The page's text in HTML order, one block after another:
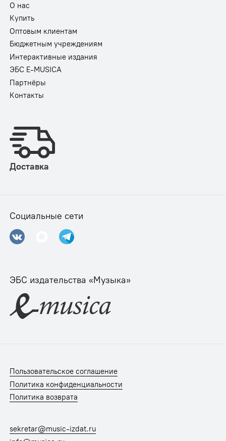
О нас
Купить
Оптовым клиентам
Бюджетным учреждениям
Интерактивные издания
ЭБС E-MUSICA
Партнёры
Контакты
Доставка
Социальные сети
ЭБС издательства «Музыка»
Пользовательское соглашение
Политика конфиденциальности
Политика возврата
sekretar@music-izdat.ru